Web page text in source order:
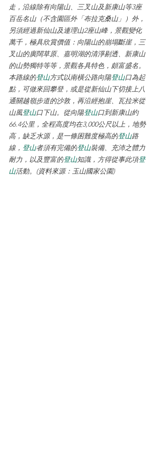
走，沿線除有向陽山、三叉山及新康山等3座
百岳名山（不含園區外「布拉克桑山」）外，
另須經過新仙山及連理山2座山峰，景觀變化
萬千，極具欣賞價值：向陽山的崩塌斷崖，三
叉山的廣闊草原、嘉明湖的清淨剔透、新康山
的山勢獨特等等，景觀各具特色，頗富盛名。
本路線的登山方式以南橫公路向陽登山口為起
點，可做來回攀登，或是從新仙山下切接上八
通關越嶺步道的沙敦，再沿經抱崖、瓦拉米從
山風登山口下山。從向陽登山口到新康山約
66.4公里，全程高度均在3,000公尺以上，地勢
高，缺乏水源，是一條困難度極高的登山路
線， 登山者須有完備的登山裝備、充沛之體力
耐力，以及豐富的登山知識，方得從事此項登
山活動。(資料來源：玉山國家公園)